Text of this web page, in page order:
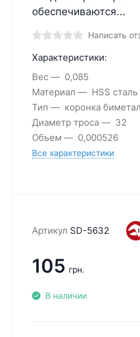
обеспечиваются...
Написать
Характеристики:
Вес
0,085
Материал
HSS
Тип
коронка
Диаметр троса
32
Объем
0,000526
Все характеристики
Артикул SD-5632
105 грн.
В наличии